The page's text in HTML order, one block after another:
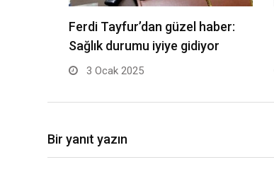
Ferdi Tayfur’dan güzel haber:
Sağlık durumu iyiye gidiyor
3 Ocak 2025
Bir yanıt yazın